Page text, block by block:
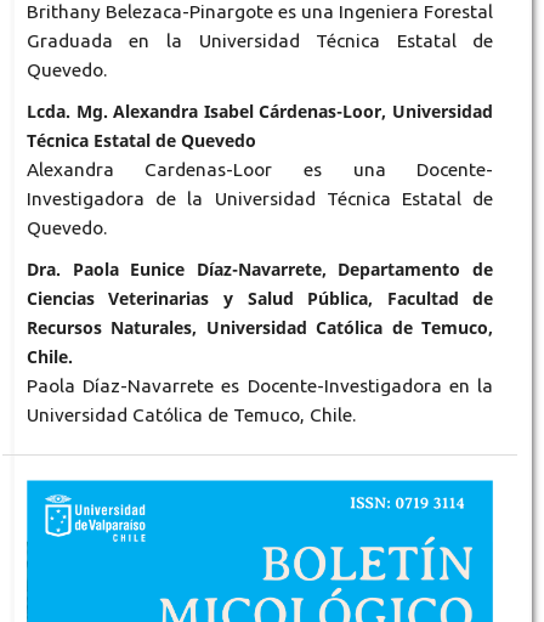
Brithany Belezaca-Pinargote es una Ingeniera Forestal
Graduada en la Universidad Técnica Estatal de
Quevedo.
Lcda. Mg. Alexandra Isabel Cárdenas-Loor, Universidad
Técnica Estatal de Quevedo
Alexandra Cardenas-Loor es una Docente-
Investigadora de la Universidad Técnica Estatal de
Quevedo.
Dra. Paola Eunice Díaz-Navarrete, Departamento de
Ciencias Veterinarias y Salud Pública, Facultad de
Recursos Naturales, Universidad Católica de Temuco,
Chile.
Paola Díaz-Navarrete es Docente-Investigadora en la
Universidad Católica de Temuco, Chile.